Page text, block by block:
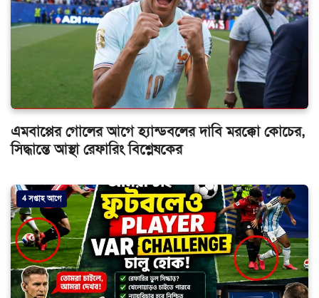
এমবাপ্পের গোলের আগে হ্যান্ডবলের দাবি মরক্কো কোচের,
সিদ্ধান্তে আস্থা রেফারিং বিশ্লেষকের
4 সপ্তাহ আগে